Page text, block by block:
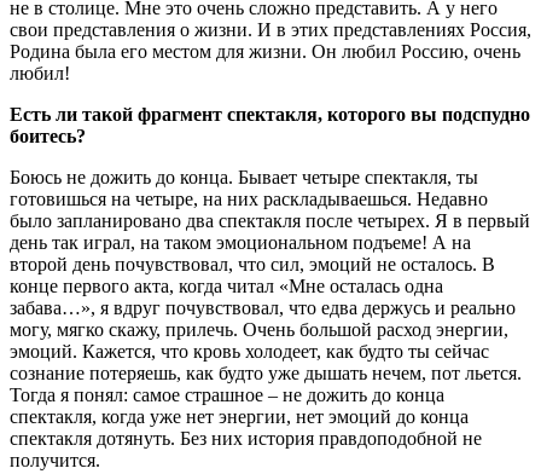
не в столице. Мне это очень сложно представить. А у него
свои представления о жизни. И в этих представлениях Россия,
Родина была его местом для жизни. Он любил Россию, очень
любил!
Есть ли такой фрагмент спектакля, которого вы подспудно
боитесь?
Боюсь не дожить до конца. Бывает четыре спектакля, ты
готовишься на четыре, на них раскладываешься. Недавно
было запланировано два спектакля после четырех. Я в первый
день так играл, на таком эмоциональном подъеме! А на
второй день почувствовал, что сил, эмоций не осталось. В
конце первого акта, когда читал «Мне осталась одна
забава…», я вдруг почувствовал, что едва держусь и реально
могу, мягко скажу, прилечь. Очень большой расход энергии,
эмоций. Кажется, что кровь холодеет, как будто ты сейчас
сознание потеряешь, как будто уже дышать нечем, пот льется.
Тогда я понял: самое страшное – не дожить до конца
спектакля, когда уже нет энергии, нет эмоций до конца
спектакля дотянуть. Без них история правдоподобной не
получится.